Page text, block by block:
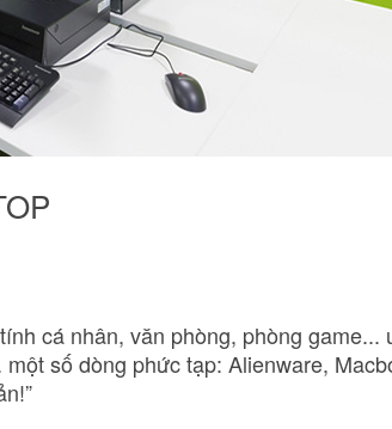
cá nhân, văn phòng, phòng game...
số dòng phức tạp: Alienware,